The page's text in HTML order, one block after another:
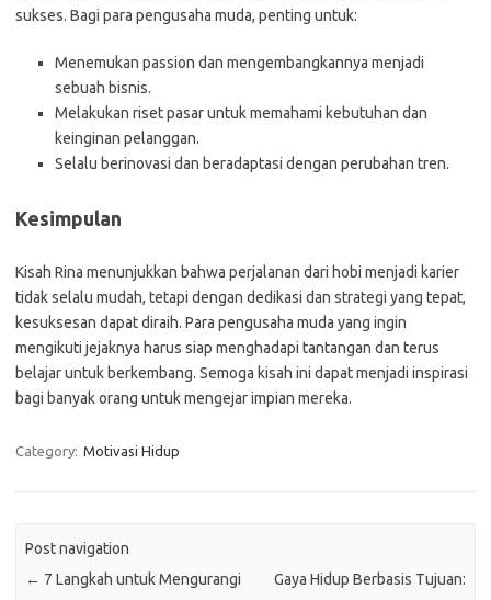
sukses. Bagi para pengusaha muda, penting untuk:
Menemukan passion dan mengembangkannya menjadi
sebuah bisnis.
Melakukan riset pasar untuk memahami kebutuhan dan
keinginan pelanggan.
Selalu berinovasi dan beradaptasi dengan perubahan tren.
Kesimpulan
Kisah Rina menunjukkan bahwa perjalanan dari hobi menjadi karier
tidak selalu mudah, tetapi dengan dedikasi dan strategi yang tepat,
kesuksesan dapat diraih. Para pengusaha muda yang ingin
mengikuti jejaknya harus siap menghadapi tantangan dan terus
belajar untuk berkembang. Semoga kisah ini dapat menjadi inspirasi
bagi banyak orang untuk mengejar impian mereka.
Category: Motivasi Hidup
Post navigation
← 7 Langkah untuk Mengurangi
Gaya Hidup Berbasis Tujuan: